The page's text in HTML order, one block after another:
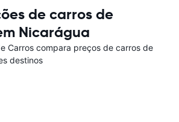
de carros de
Nicarágua
Carros compara preços de carros de
destinos